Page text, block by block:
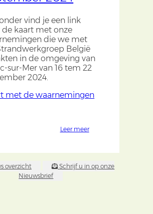
vind je een link
de kaart met onze
die we met
België
in de omgeving van
sur-Mer van 16 tem 22
2024.
met de waarnemingen
Leer meer
overzicht
Schrijf u in op onze
Nieuwsbrief